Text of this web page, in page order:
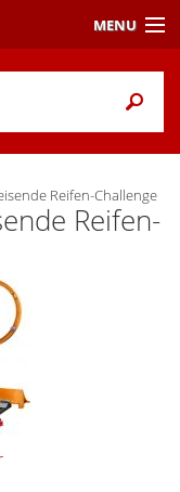
Reifen-Challenge
Reifen-
MENU